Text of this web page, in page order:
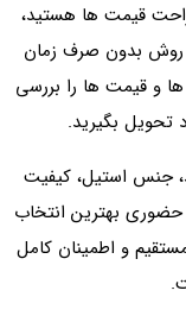
قیمت‌ ها هستید،
روش بدون صرف زمان
و قیمت‌ ها را بررسی
تحویل بگیرید.
جنس استیل، کیفیت
بهترین انتخاب
و اطمینان کامل